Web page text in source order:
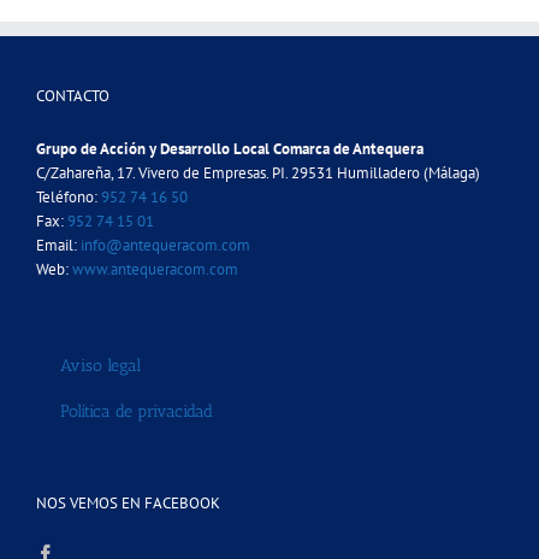
CONTACTO
Grupo de Acción y Desarrollo Local Comarca de Antequera
C/Zahareña, 17. Vivero de Empresas. PI. 29531 Humilladero (Málaga)
Teléfono:952 74 16 50
Fax:952 74 15 01
Email: info@antequeracom.com
Web:www.antequeracom.com
Aviso legal
Política de privacidad
NOS VEMOS EN FACEBOOK